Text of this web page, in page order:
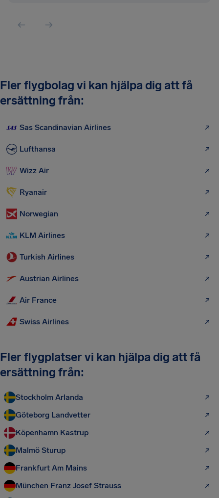
Fler flygbolag vi kan hjälpa dig att få
ersättning från:
Sas Scandinavian Airlines
Lufthansa
Wizz Air
Ryanair
Norwegian
KLM Airlines
Turkish Airlines
Austrian Airlines
Air France
Swiss Airlines
Fler flygplatser vi kan hjälpa dig att få
ersättning från:
Stockholm Arlanda
Göteborg Landvetter
Köpenhamn Kastrup
Malmö Sturup
Frankfurt Am Mains
München Franz Josef Strauss